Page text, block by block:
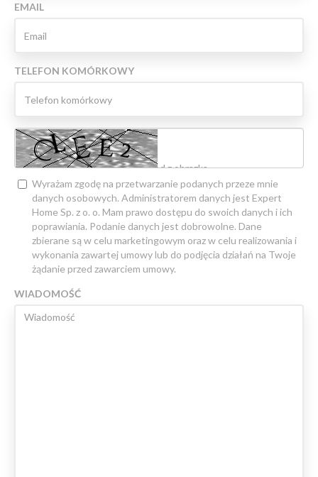
EMAIL
TELEFON KOMÓRKOWY
Wyrażam zgodę na przetwarzanie podanych przeze mnie
danych osobowych. Administratorem danych jest Expert
Home Sp. z o. o. Mam prawo dostępu do swoich danych i ich
poprawiania. Podanie danych jest dobrowolne. Dane
zbierane są w celu marketingowym oraz w celu realizowania i
wykonania zawartej umowy lub do podjęcia działań na Twoje
żądanie przed zawarciem umowy.
WIADOMOŚĆ